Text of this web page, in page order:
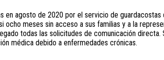
en agosto de 2020 por el servicio de guardacostas
meses sin acceso a sus familias y a la
todas las solicitudes de comunicación directa.
médica debido a enfermedades crónicas.